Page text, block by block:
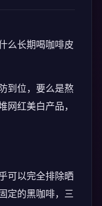
么长期喝咖啡皮
到位，要么是熬
网红美白产品，
可以完全排除晒
定的黑咖啡，三